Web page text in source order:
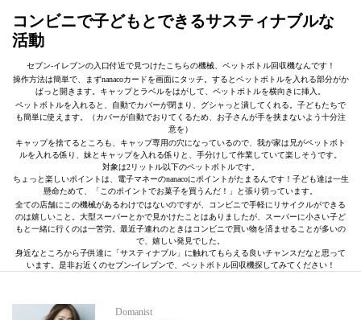
コンビニで子どもとできるサスティナブルな
活動
セブン-イレブンの入口付近で見つけたこちらの機械、ペットボトル回収機なんです！
操作方法は簡単で、まずnanacoカードを画面にタッチ。するとペットボトルを入れる部分がか
ぱっと開きます。キャップとラベルをはがして、ペットボトルを横向きに挿入。
ペットボトルを入れると、自動でカバーが閉まり、グシャっと潰してくれる。子どもたちで
も簡単に使えます。（カバーが自動でおりてくるため、お子さんが手を挟まないよう十分注
意を）
キャップを捨てるところも、キャップ専用の穴になっているので、我が家は兄がペットボト
ルを入れる係り、妹とキャップを入れる係りと、手分けして作業していて楽しそうです。
対象は2リットル以下のペットボトルです。
ちょっと楽しいポイントは、電子マネーのnanacoにポイントがたまるんです！子ども達は一生
懸命ためて、「このポイントでお菓子を買うんだ！」と張り切っています。
全ての店舗にこの機械があるわけではないのですが、コンビニで手軽にリサイクルができる
のは嬉しいこと。大型スーパーとかで見かけたことはありましたが、スーパーに小さい子ど
もと一緒に行くのは一苦労。最近子連れのときはコンビニで買い物を済ませることが多いの
で、嬉しい発見でした。
身近なところから子供達に「サスティナブル」に触れてもらえる良いチャンスだなと思って
います。是非お近くのセブン-イレブンで、ペットボトル回収機探してみてください！
Domanist